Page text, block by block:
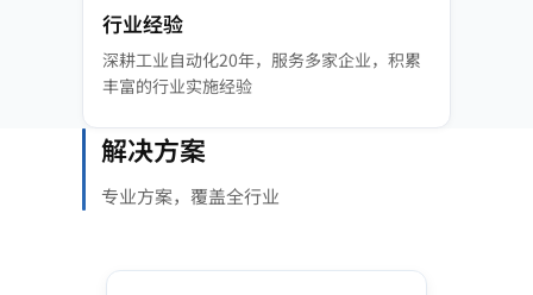
行业经验
深耕工业自动化20年，服务多家企业，积累
丰富的行业实施经验
解决方案
专业方案，覆盖全行业